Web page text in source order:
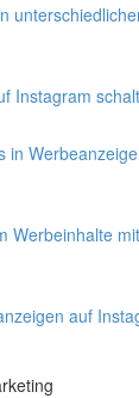
Instagram
in
Werbeinhalte
auf